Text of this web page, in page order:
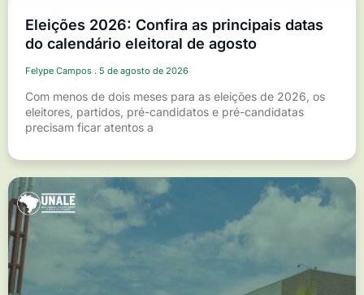
Eleições 2026: Confira as principais datas
do calendário eleitoral de agosto
Felype Campos 5 de agosto de 2026
Com menos de dois meses para as eleições de 2026, os
eleitores, partidos, pré-candidatos e pré-candidatas
precisam ficar atentos a